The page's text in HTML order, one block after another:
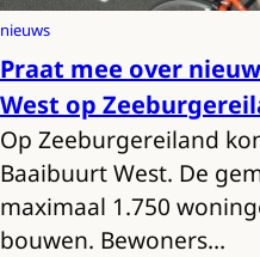
nieuws
Praat mee over
West op
Op Zeeburgereiland
Baaibuurt West. De
maximaal 1.750
bouwen. Bewoners…